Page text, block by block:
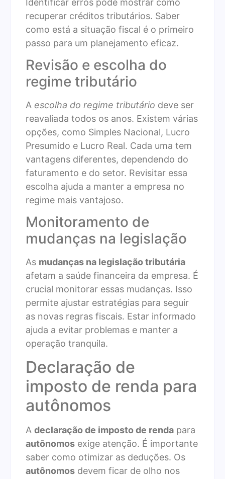
recuperar créditos tributários. Saber
como está a situação fiscal é o primeiro
passo para um planejamento eficaz.
Revisão e escolha do
regime tributário
A escolha do regime tributário deve ser
reavaliada todos os anos. Existem várias
opções, como Simples Nacional, Lucro
Presumido e Lucro Real. Cada uma tem
vantagens diferentes, dependendo do
faturamento e do setor. Revisitar essa
escolha ajuda a manter a empresa no
regime mais vantajoso.
Monitoramento de
mudanças na legislação
As mudanças na legislação tributária
afetam a saúde financeira da empresa. É
crucial monitorar essas mudanças. Isso
permite ajustar estratégias para seguir
as novas regras fiscais. Estar informado
ajuda a evitar problemas e manter a
operação tranquila.
Declaração de
imposto de renda para
autônomos
A declaração de imposto de renda para
autônomos exige atenção. É importante
saber como otimizar as deduções. Os
autônomos devem ficar de olho nos